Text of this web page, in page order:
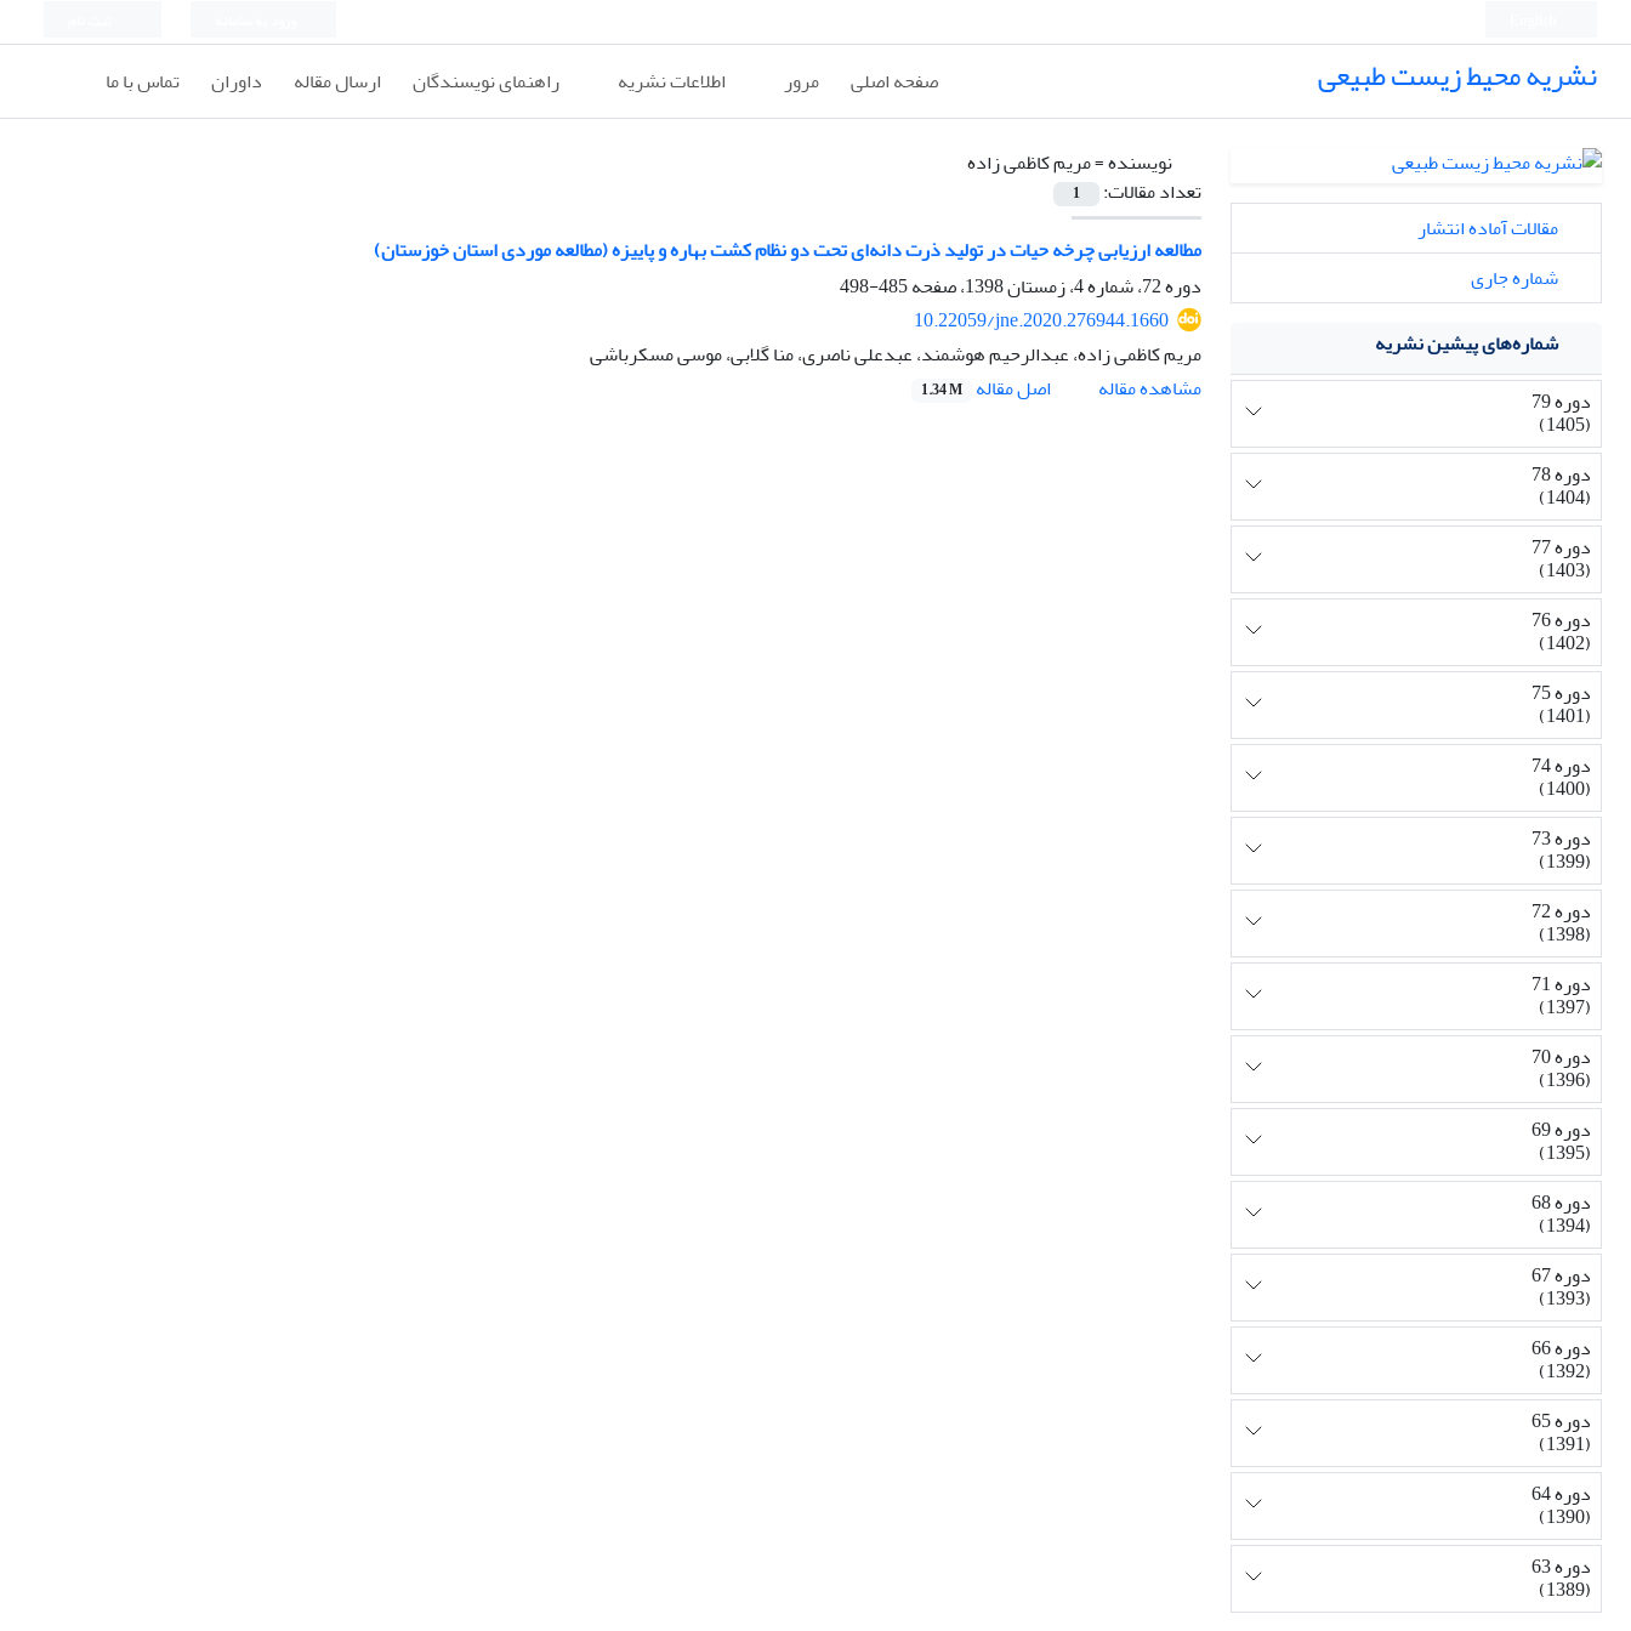
نشریه محیط زیست طبیعی صفحه اصلی مرور اطلاعات نشریه راهنمای نویسندگان ارسال مقاله داوران تماس با ما
نویسنده =مریم کاظمی زاده
تعداد مقالات:
1
مطالعه ارزیابی چرخه حیات در تولید ذرت دانه‌ای تحت دو نظام کشت بهاره و پاییزه (مطالعه موردی استان خوزستان)
دوره 72، شماره 4، زمستان 1398، صفحه
485-498
10.22059/jne.2020.276944.1660
مریم کاظمی زاده، عبدالرحیم هوشمند، عبدعلی ناصری، منا گلابی، موسی مسکرباشی
مشاهده مقاله
اصل مقاله 1.34 M
مقالات آماده انتشار
شماره جاری
شماره‌های پیشین نشریه
دوره 79
(1405)
دوره 78
(1404)
دوره 77
(1403)
دوره 76
(1402)
دوره 75
(1401)
دوره 74
(1400)
دوره 73
(1399)
دوره 72
(1398)
دوره 71
(1397)
دوره 70
(1396)
دوره 69
(1395)
دوره 68
(1394)
دوره 67
(1393)
دوره 66
(1392)
دوره 65
(1391)
دوره 64
(1390)
دوره 63
(1389)